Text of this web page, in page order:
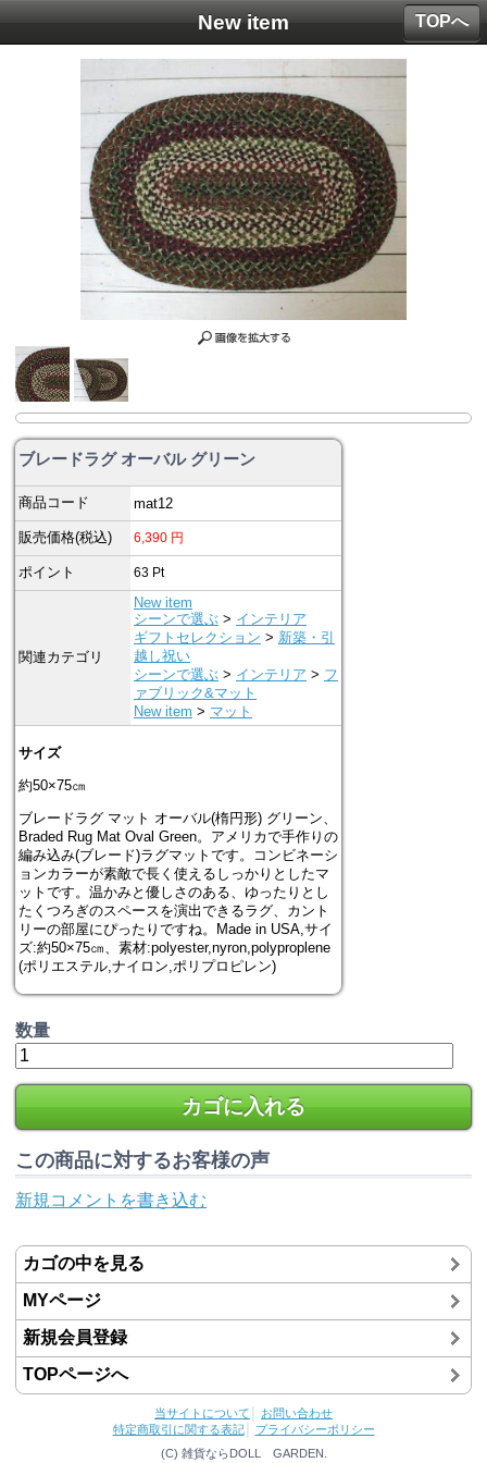
New item
ブレードラグ オーバル グリーン
商品コード mat12
販売価格(税込) 6,390 円
ポイント 63 Pt
関連カテゴリ
New item
シーンで選ぶ > インテリア
ギフトセレクション > 新築・引
越し祝い
シーンで選ぶ > インテリア > フ
ァブリック&マット
New item > マット
サイズ
約50×75㎝
ブレードラグ マット オーバル(楕円形) グリーン、
Braded Rug Mat Oval Green。アメリカで手作りの
編み込み(ブレード)ラグマットです。コンビネーシ
ョンカラーが素敵で長く使えるしっかりとしたマ
ットです。温かみと優しさのある、ゆったりとし
たくつろぎのスペースを演出できるラグ、カント
リーの部屋にぴったりですね。Made in USA,サイ
ズ:約50×75㎝、素材:polyester,nyron,polyproplene
(ポリエステル,ナイロン,ポリプロピレン)
数量
カゴに入れる
この商品に対するお客様の声
新規コメントを書き込む
カゴの中を見る
MYページ
新規会員登録
TOPページへ
当サイトについて
お問い合わせ
特定商取引に関する表記│
プライバシーポリシー
(C) 雑貨ならDOLL GARDEN.
TOPへ